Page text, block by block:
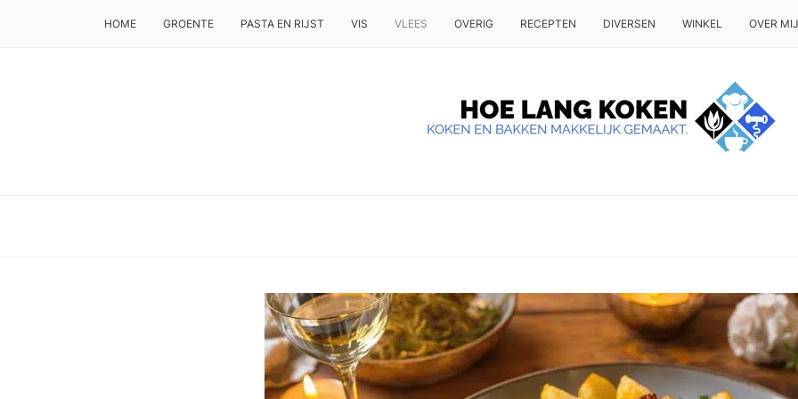
HOME GROENTE PASTA EN RIJST VIS VLEES OVERIG RECEPTEN DIVERSEN WINKEL OVER MIJ